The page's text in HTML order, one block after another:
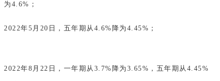
为4.6%；
2022年5月20日，五年期从4.6%降为4.45%；
2022年8月22日，一年期从3.7%降为3.65%，五年期从4.45%